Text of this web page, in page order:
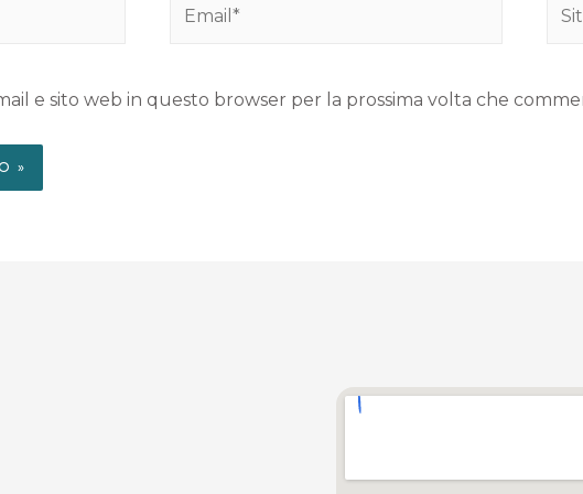
e sito web in questo browser per la prossima volta che